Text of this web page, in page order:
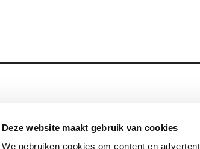
Deze website maakt gebruik van cookies
We gebruiken cookies om content en
Onze Spiritualiteit